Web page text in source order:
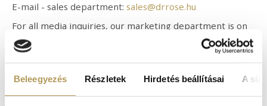
Beleegyezés Részletek Hirdetés beállításai A
E-mail - sales department: sales@drrose.hu
For all media inquiries, our marketing department is on
hand to help with informative material, professional
articles, photos:
Opening hours: Monday-Friday: 8 AM-8 PM